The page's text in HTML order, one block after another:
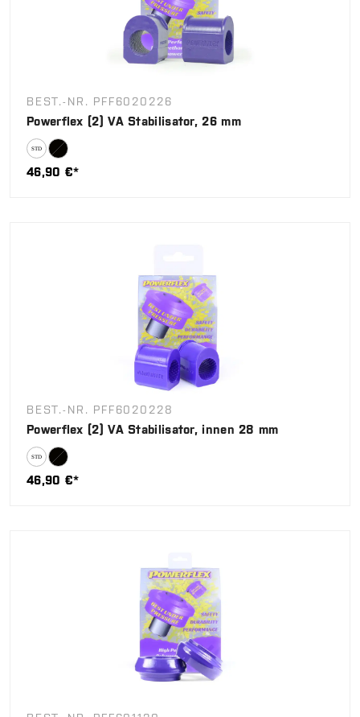
BEST.-NR. PFF6020226
Powerflex (2) VA Stabilisator, 26 mm
46,90 €*
BEST.-NR. PFF6020228
Powerflex (2) VA Stabilisator, innen 28 mm
46,90 €*